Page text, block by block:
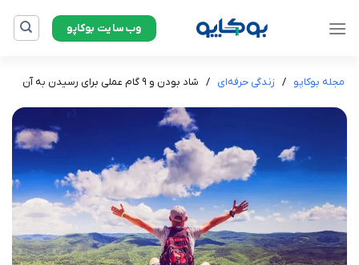
وب‌سایت بوکاپو
مجله بوکاپو / زندگی حرفه‌ای / شاد بودن و ۹ گام عملی برای رسیدن به آن